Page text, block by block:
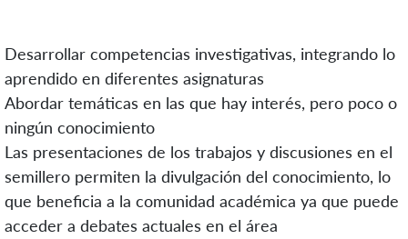
Desarrollar competencias investigativas, integrando lo
aprendido en diferentes asignaturas
Abordar temáticas en las que hay interés, pero poco o
ningún conocimiento
Las presentaciones de los trabajos y discusiones en el
semillero permiten la divulgación del conocimiento, lo
que beneficia a la comunidad académica ya que puede
acceder a debates actuales en el área